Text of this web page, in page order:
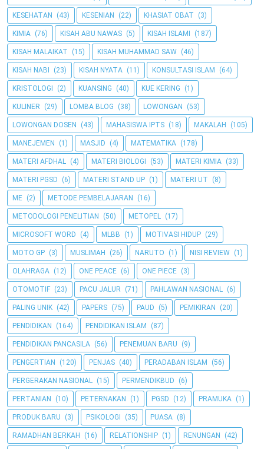
KESEHATAN (43) KESENIAN (22) KHASIAT OBAT (3)
KIMIA (76) KISAH ABU NAWAS (5) KISAH ISLAMI (187)
KISAH MALAIKAT (15) KISAH MUHAMMAD SAW (46)
KISAH NABI (23) KISAH NYATA (11) KONSULTASI ISLAM (64)
KRISTOLOGI (2) KUANSING (40) KUE KERING (1)
KULINER (29) LOMBA BLOG (38) LOWONGAN (53)
LOWONGAN DOSEN (43) MAHASISWA IPTS (18) MAKALAH (105)
MANEJEMEN (1) MASJID (4) MATEMATIKA (178)
MATERI AFDHAL (4) MATERI BIOLOGI (53) MATERI KIMIA (33)
MATERI PGSD (6) MATERI STAND UP (1) MATERI UT (8)
ME (2) METODE PEMBELAJARAN (16)
METODOLOGI PENELITIAN (50) METOPEL (17)
MICROSOFT WORD (4) MLBB (1) MOTIVASI HIDUP (29)
MOTO GP (3) MUSLIMAH (26) NARUTO (1) NISI REVIEW (1)
OLAHRAGA (12) ONE PEACE (6) ONE PIECE (3)
OTOMOTIF (23) PACU JALUR (71) PAHLAWAN NASIONAL (6)
PALING UNIK (42) PAPERS (75) PAUD (5) PEMIKIRAN (20)
PENDIDIKAN (164) PENDIDIKAN ISLAM (87)
PENDIDIKAN PANCASILA (56) PENEMUAN BARU (9)
PENGERTIAN (120) PENJAS (40) PERADABAN ISLAM (56)
PERGERAKAN NASIONAL (15) PERMENDIKBUD (6)
PERTANIAN (10) PETERNAKAN (1) PGSD (12) PRAMUKA (1)
PRODUK BARU (3) PSIKOLOGI (35) PUASA (8)
RAMADHAN BERKAH (16) RELATIONSHIP (1) RENUNGAN (42)